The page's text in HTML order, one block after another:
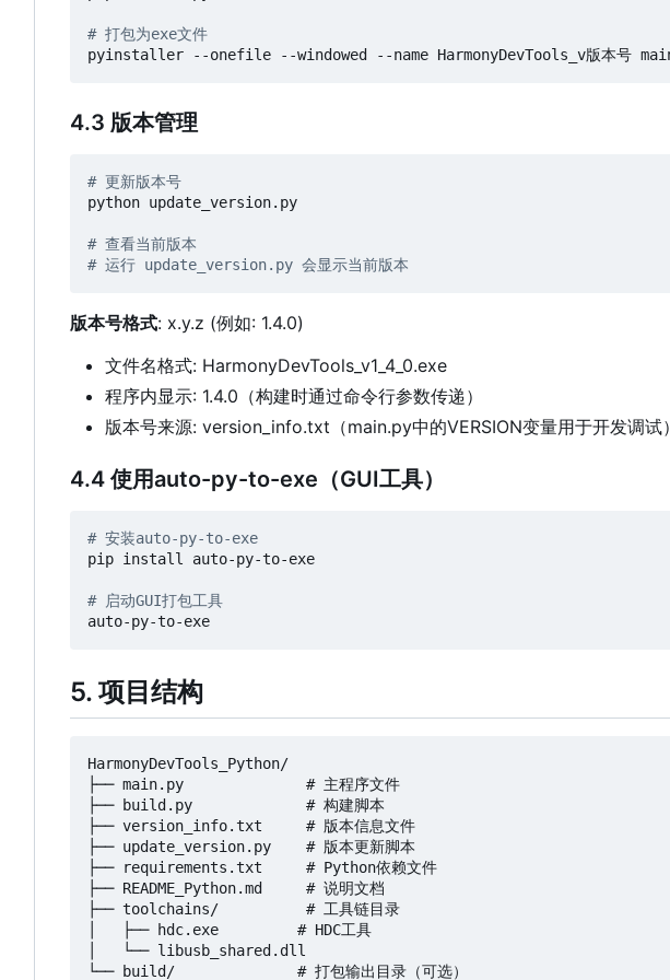
# 打包为exe文件
4.3 版本管理
# 更新版本号
python update_version.py
# 查看当前版本
# 运行 update_version.py 会显示当前版本
版本号格式: x.y.z (例如: 1.4.0)
文件名格式: HarmonyDevTools_v1_4_0.exe
程序内显示: 1.4.0（构建时通过命令行参数传递）
版本号来源: version_info.txt （main.py中的VERSION变量用于开发调试）
4.4 使用auto-py-to-exe （GUI工具）
# 安装auto-py-to-exe
pip install auto-py-to-exe
# 启动GUI打包工具
5. 项目结构
HarmonyDevTools_Python/
├── main.py              # 主程序文件
├── build.py             # 构建脚本
├── version_info.txt     # 版本信息文件
├── update_version.py    # 版本更新脚本
├── requirements.txt     # Python依赖文件
├── README_Python.md     # 说明文档
├── toolchains/          # 工具链目录
│   ├── hdc.exe         # HDC工具
│   └── libusb_shared.dll